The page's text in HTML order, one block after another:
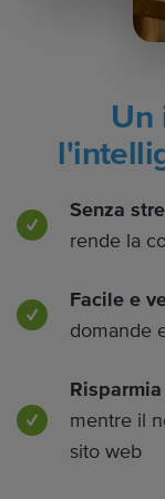
Un
Senza
rende la
Facile e
domande
mentre il
sito web